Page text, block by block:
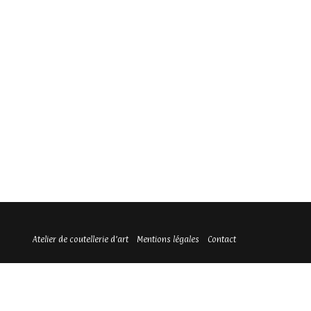
Atelier de coutellerie d’art Mentions légales Contact